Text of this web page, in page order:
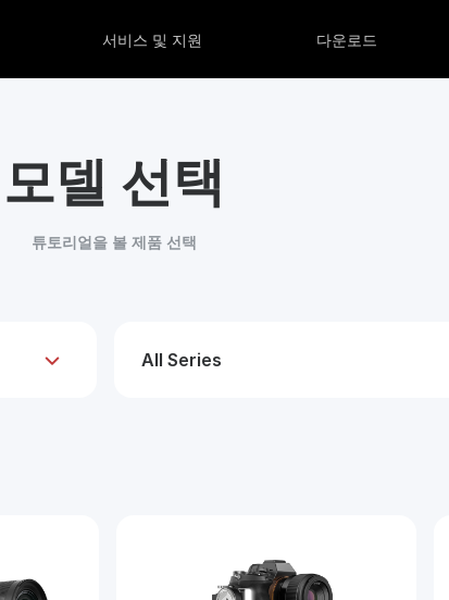
서비스 및 지원 다운로드
모델 선택
튜토리얼을 볼 제품 선택
All Series